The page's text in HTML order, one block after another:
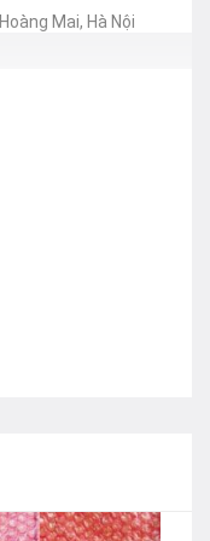
Mai, Hà Nội
HÀ NỘI: